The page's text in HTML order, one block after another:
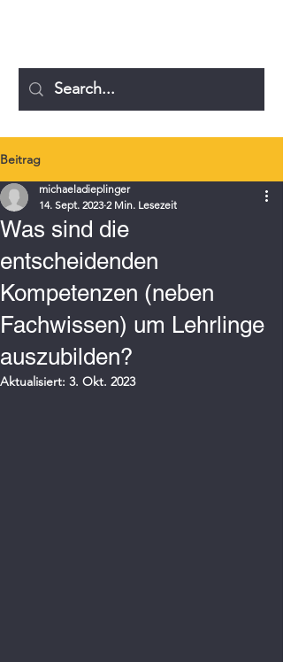
Beitrag
Was sind die
entscheidenden
Kompetenzen (neben
Fachwissen) um Lehrlinge
auszubilden?
michaeladieplinger
14. Sept. 2023 2 Min. Lesezeit
Aktualisiert: 3. Okt. 2023